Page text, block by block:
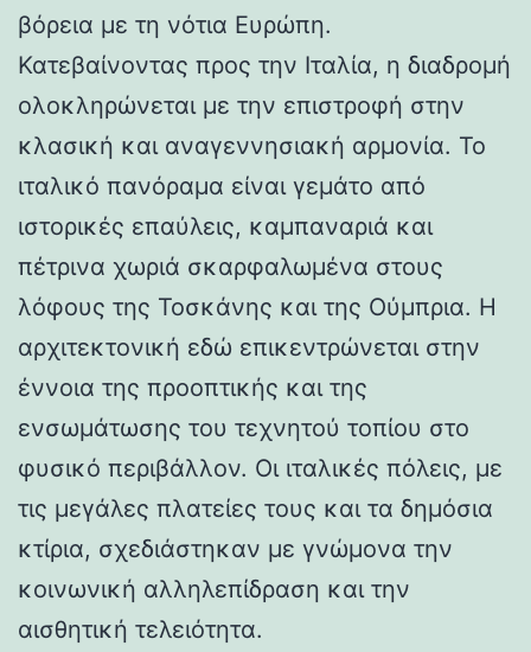
βόρεια με τη νότια Ευρώπη.
Κατεβαίνοντας προς την Ιταλία, η διαδρομή
ολοκληρώνεται με την επιστροφή στην
κλασική και αναγεννησιακή αρμονία. Το
ιταλικό πανόραμα είναι γεμάτο από
ιστορικές επαύλεις, καμπαναριά και
πέτρινα χωριά σκαρφαλωμένα στους
λόφους της Τοσκάνης και της Ούμπρια. Η
αρχιτεκτονική εδώ επικεντρώνεται στην
έννοια της προοπτικής και της
ενσωμάτωσης του τεχνητού τοπίου στο
φυσικό περιβάλλον. Οι ιταλικές πόλεις, με
τις μεγάλες πλατείες τους και τα δημόσια
κτίρια, σχεδιάστηκαν με γνώμονα την
κοινωνική αλληλεπίδραση και την
αισθητική τελειότητα.